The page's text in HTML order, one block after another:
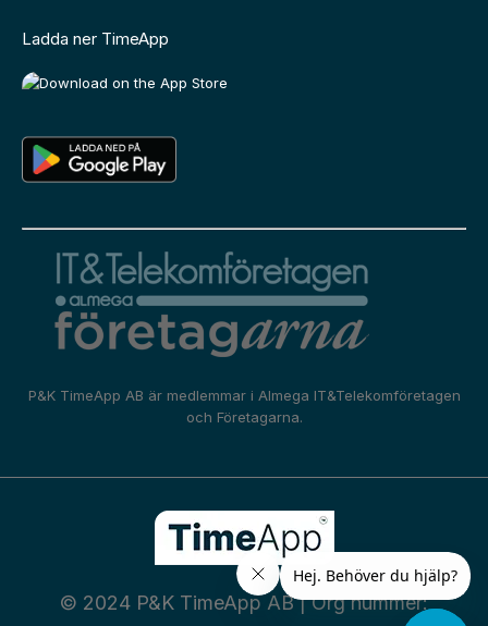
Ladda ner TimeApp
P&K TimeApp AB är medlemmar i Almega IT&Telekomföretagen
och Företagarna.
© 2024 P&K TimeApp AB | Org nummer: